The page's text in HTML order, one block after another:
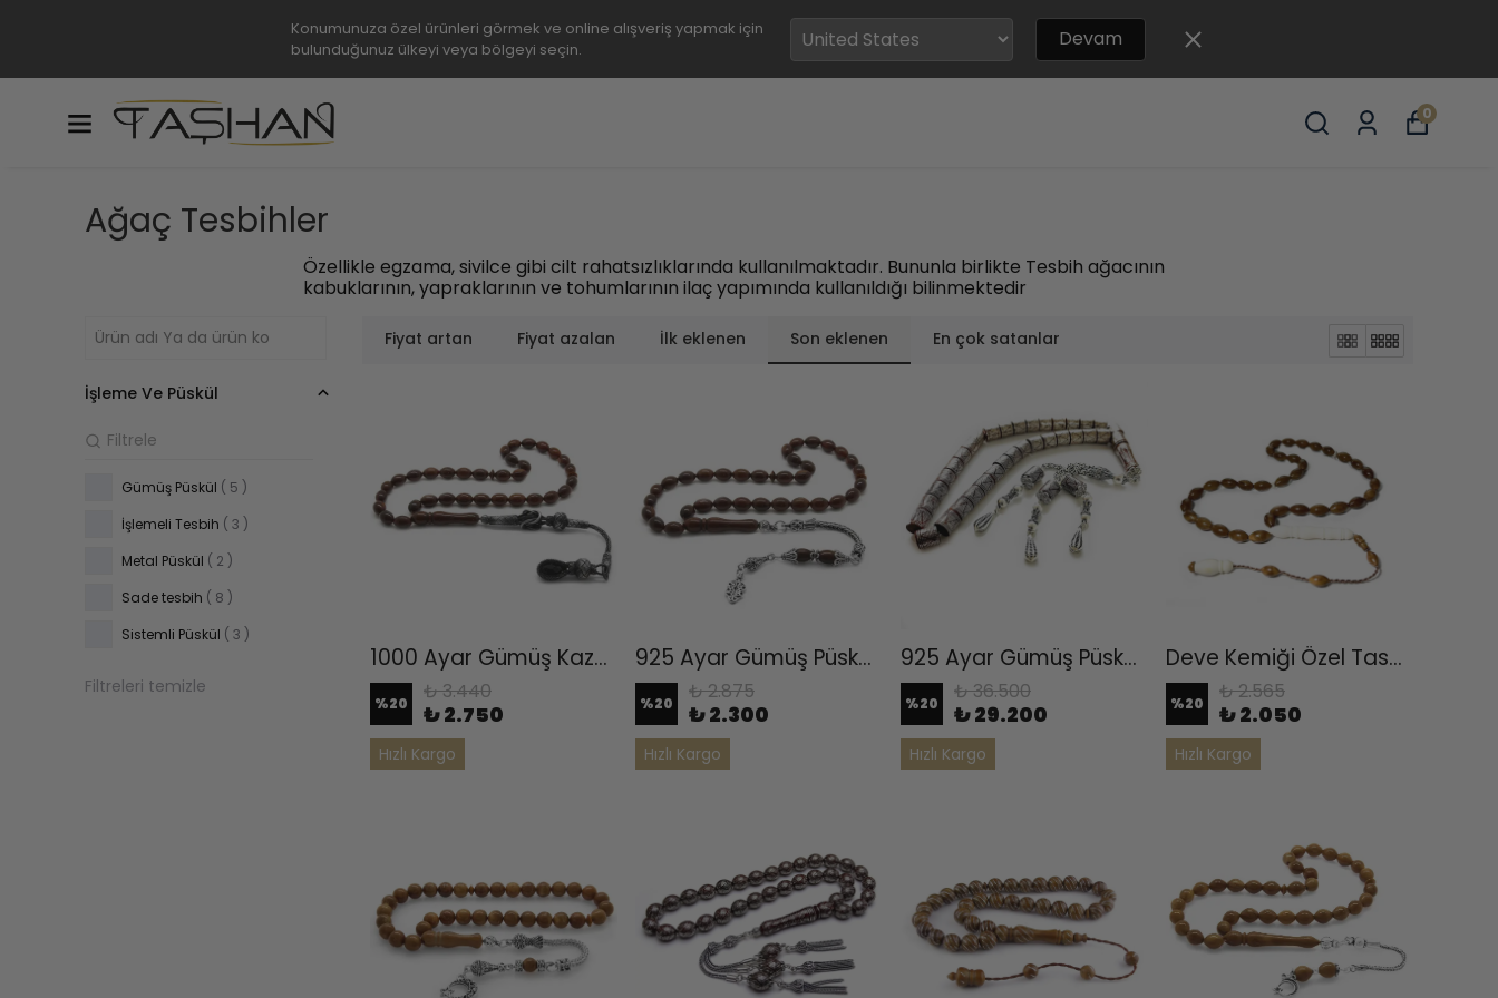
Konumunuza özel ürünleri görmek ve online alışveriş yapmak için
bulunduğunuz ülkeyi veya bölgeyi seçin.
Devam
0
Ağaç Tesbihler
Özellikle egzama, sivilce gibi cilt rahatsızlıklarında kullanılmaktadır. Bununla birlikte Tesbih ağacının
kabuklarının, yapraklarının ve tohumlarının ilaç yapımında kullanıldığı bilinmektedir
Fiyat artan Fiyat azalan İlk eklenen Son eklenen En çok satanlar
İşleme Ve Püskül
Gümüş Püskül ( 5 )
İşlemeli Tesbih ( 3 )
Metal Püskül ( 2 )
Sade tesbih ( 8 )
Sistemli Püskül ( 3 )
Filtreleri temizle
1000 Ayar Gümüş Kazaz Püsküllü Koyu Renk Arpa Kesim Kuka Tesbih
%20 ₺ 3.440
₺ 2.750
Hızlı Kargo
925 Ayar Gümüş Püsküllü Koyu Renk Arpa Kesim Kuka Tesbih
%20 ₺ 2.875
₺ 2.300
Hızlı Kargo
925 Ayar Gümüş Püsküllü Yoğun İşlemeli Koleksiyonluk Kesme Kuka Tesbih
%20 ₺ 36.500
₺ 29.200
Hızlı Kargo
Deve Kemiği Özel Tasarım İmame Ve Sistemli Kuka Tesbih
%20 ₺ 2.565
₺ 2.050
Hızlı Kargo